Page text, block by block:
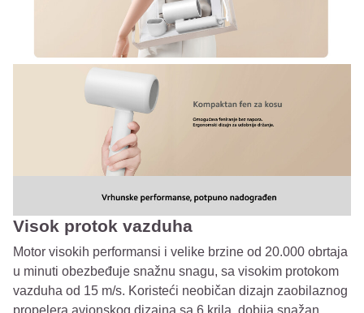
Visok protok vazduha
Motor visokih performansi i velike brzine od 20.000 obrtaja
u minuti obezbeđuje snažnu snagu, sa visokim protokom
vazduha od 15 m/s. Koristeći neobičan dizajn zaobilaznog
propelera avionskog dizajna sa 6 krila, dobija snažan,